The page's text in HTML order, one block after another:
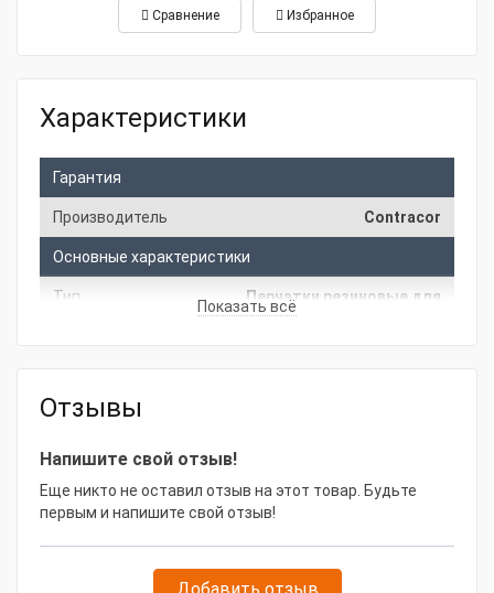
Сравнение Избранное
Характеристики
Гарантия
Производитель Contracor
Основные характеристики
Тип
Перчатки резиновые для
абразивоструйной кабины
Показать всё
Отзывы
Напишите свой отзыв!
Еще никто не оставил отзыв на этот товар. Будьте
первым и напишите свой отзыв!